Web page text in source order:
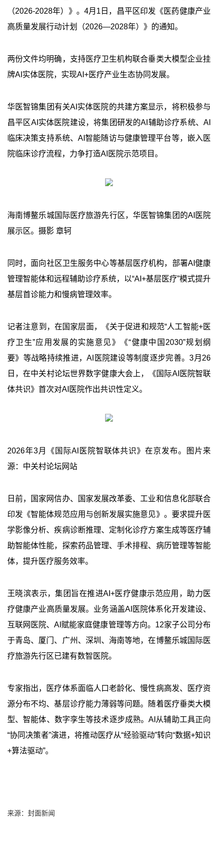
（2026-2028年）》。4月1日，昌平区印发《医药健康产业
高质量发展行动计划（2026—2028年）》的通知。
两份文件均明确，支持医疗卫生机构联合垂类大模型企业挂
牌AI实体医院，实现AI+医疗产业生态协同发展。
华医智锦集团有关AI实体医院的共建方案显示，将积极参与
昌平区AI实体医院建设，将集团研发的AI辅助诊疗系统、AI
临床决策支持系统、AI智能随访与健康管理平台等，嵌入医
院临床诊疗流程，力争打造AI医院示范项目。
海南博鳌乐城国际医疗旅游先行区，华医智锦集团的AI医院
展示区。摄影 章轲
同时，面向社区卫生服务中心等基层医疗机构，部署AI健康
管理智能体和远程辅助诊疗系统，以“AI+基层医疗”模式提升
基层首诊能力和慢病管理效率。
记者注意到，在国家层面，《关于促进和规范“人工智能+医
疗卫生”应用发展的实施意见》《“健康中国2030”规划纲
要》等战略持续推进，AI医院建设等制度逐步完善。3月26
日，在中关村论坛世界数字健康大会上，《国际AI医院智联
体共识》首次对AI医院作出共识性定义。
2026年3月《国际AI医院智联体共识》在京发布。图片来
源：中关村论坛网站
日前，国家网信办、国家发展改革委、工业和信息化部联合
印发《智能体规范应用与创新发展实施意见》。要求提升医
学影像分析、疾病诊断推理、定制化诊疗方案生成等医疗辅
助智能体性能，探索药品管理、手术排程、病历管理等智能
体，提升医疗服务效率。
王晓滨表示，集团旨在推进AI+医疗健康示范应用，助力医
疗健康产业高质量发展。业务涵盖AI医院体系化开发建设、
互联网医院、AI赋能家庭健康管理等方向。12家子公司分布
于青岛、厦门、广州、深圳、海南等地，在博鳌乐城国际医
疗旅游先行区已建有数智医院。
专家指出，医疗体系面临人口老龄化、慢性病高发、医疗资
源分布不均、基层诊疗能力薄弱等问题。随着医疗垂类大模
型、智能体、数字孪生等技术逐步成熟。AI从辅助工具正向
“协同决策者”演进，将推动医疗从“经验驱动”转向“数据+知识
+算法驱动”。
来源：封面新闻